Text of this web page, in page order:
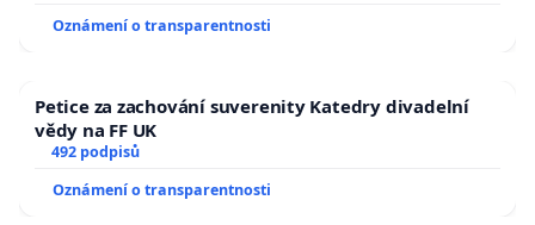
Oznámení o transparentnosti
Petice za zachování suverenity Katedry divadelní
vědy na FF UK
492 podpisů
Oznámení o transparentnosti